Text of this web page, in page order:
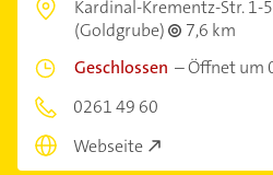
Kardinal-Krementz-Str. 1-
(Goldgrube)
7,6 km
Geschlossen –Öffnet um
0261 49 60
Webseite